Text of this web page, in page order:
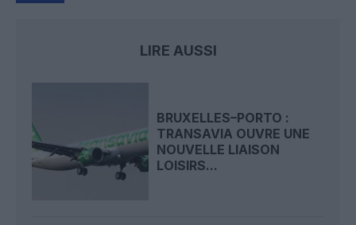
LIRE AUSSI
BRUXELLES–PORTO :
TRANSAVIA OUVRE UNE
NOUVELLE LIAISON
LOISIRS...